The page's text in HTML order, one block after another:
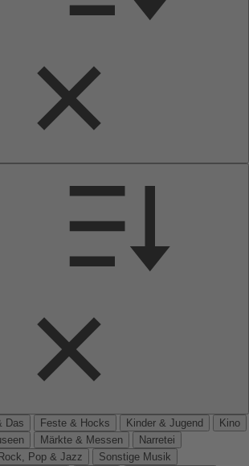
Das Feste & Hocks Kinder & Jugend
Kino
Märkte & Messen
Narretei
Rock, Pop & Jazz
Sonstige Musik